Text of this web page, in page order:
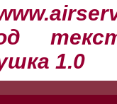
1.0